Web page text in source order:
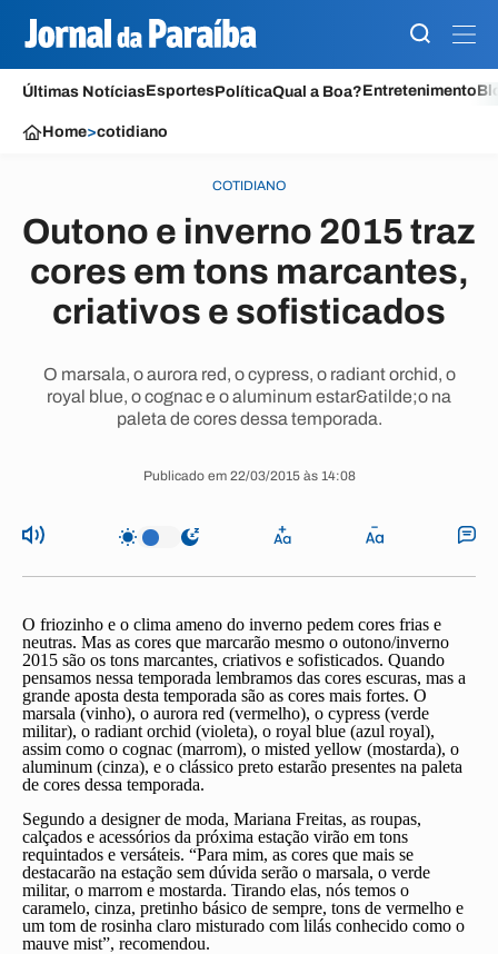
Últimas NotíciasEsportesPolíticaQual a Boa?Entretenimento
Home>cotidiano
COTIDIANO
Outono e inverno 2015 traz
cores em tons marcantes,
criativos e sofisticados
O marsala, o aurora red, o cypress, o radiant orchid, o
royal blue, o cognac e o aluminum estar&atilde;o na
paleta de cores dessa temporada.
Publicado em 22/03/2015 às 14:08
O friozinho e o clima ameno do inverno pedem cores frias e
neutras. Mas as cores que marcarão mesmo o outono/inverno
2015 são os tons marcantes, criativos e sofisticados. Quando
pensamos nessa temporada lembramos das cores escuras, mas a
grande aposta desta temporada são as cores mais fortes. O
marsala (vinho), o aurora red (vermelho), o cypress (verde
militar), o radiant orchid (violeta), o royal blue (azul royal),
assim como o cognac (marrom), o misted yellow (mostarda), o
aluminum (cinza), e o clássico preto estarão presentes na paleta
de cores dessa temporada.
Segundo a designer de moda, Mariana Freitas, as roupas,
calçados e acessórios da próxima estação virão em tons
requintados e versáteis. “Para mim, as cores que mais se
destacarão na estação sem dúvida serão o marsala, o verde
militar, o marrom e mostarda. Tirando elas, nós temos o
caramelo, cinza, pretinho básico de sempre, tons de vermelho e
um tom de rosinha claro misturado com lilás conhecido como o
mauve mist”, recomendou.